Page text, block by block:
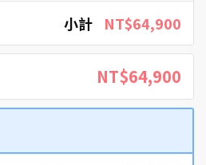
小計 NT$64,900
NT$64,900